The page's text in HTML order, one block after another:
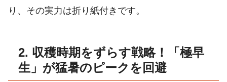
り、その実力は折り紙付きです。
2. 収穫時期をずらす戦略！「極早
生」が猛暑のピークを回避